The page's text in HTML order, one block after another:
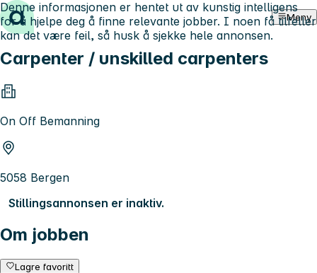
Hopp til innhold Meny
Carpenter / unskilled carpenters
On Off Bemanning
5058 Bergen
Stillingsannonsen er inaktiv.
Om jobben
Lagre favoritt
Denne informasjonen er hentet ut av kunstig intelligens
for å hjelpe deg å finne relevante jobber. I noen få tilfeller
kan det være feil, så husk å sjekke hele annonsen.